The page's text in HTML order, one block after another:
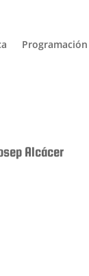
Programación
Alcácer